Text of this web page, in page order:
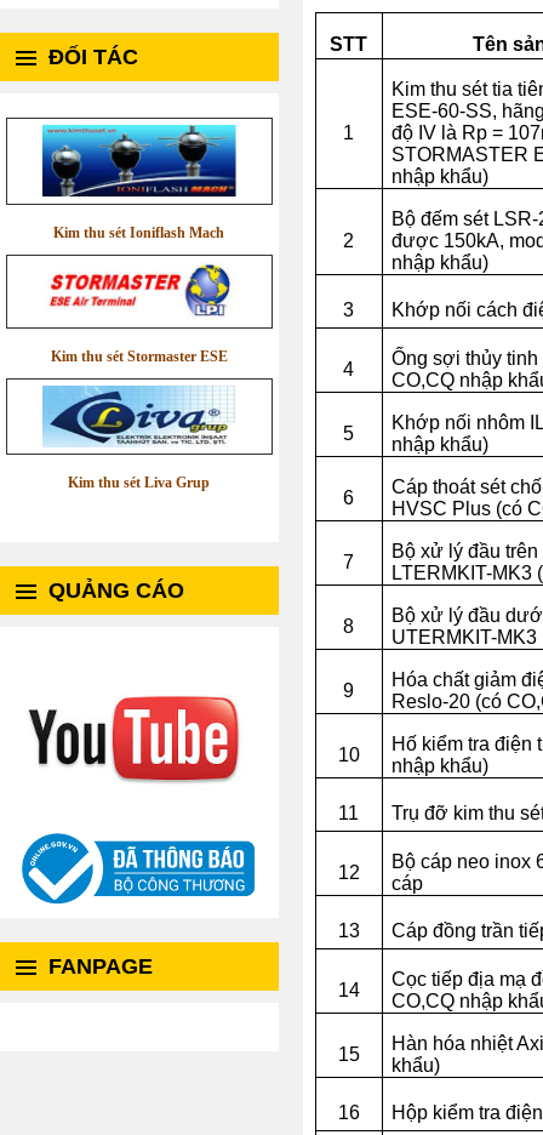
ĐỐI TÁC
Kim thu sét Ioniflash Mach
Kim thu sét Stormaster ESE
Kim thu sét Liva Grup
QUẢNG CÁO
FANPAGE
STT Tên
1
Kim thu sét tia
ESE-60-SS,
độ IV là Rp =
STORMASTER
nhập khẩu)
2
Bộ đếm sét
được 150kA,
nhập khẩu)
3 Khớp nối cách
4
Ống sợi thủy
CO,CQ nhập
5
Khớp nối nhôm
nhập khẩu)
6
Cáp thoát sét
HVSC Plus (có
7
Bộ xử lý đầu
LTERMKIT-MK3
8
Bộ xử lý đầu
UTERMKIT-
9
Hóa chất giảm
Reslo-20 (có
10
Hố kiểm tra điện
nhập khẩu)
11 Trụ đỡ kim thu
12
Bộ cáp neo inox
cáp
13 Cáp đồng trần
14
Cọc tiếp địa mạ
CO,CQ nhập
15
Hàn hóa nhiệt
khẩu)
16 Hộp kiểm tra